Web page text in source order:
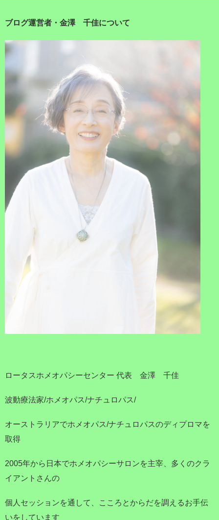
ブログ運営者・金澤 千佳について
ロータスホメオパシーセンター 代表 金澤 千佳
波動療法家/ホメオパス/ナチュロパス/
オーストラリアでホメオパス/ナチュロパスのディプロマを
取得
2005年から日本でホメオパシーサロンを主宰、多くのクラ
イアントさんの
個人セッションを通して、こころとからだを調えるお手伝
いをしています